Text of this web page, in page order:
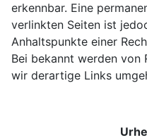
erkennbar. Eine
verlinkten Seiten ist
Anhaltspunkte einer
Bei bekannt werden von
wir derartige Links